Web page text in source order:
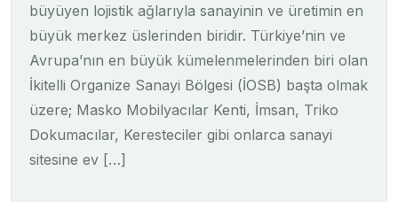
büyüyen lojistik ağlarıyla sanayinin ve üretimin en
büyük merkez üslerinden biridir. Türkiye’nin ve
Avrupa’nın en büyük kümelenmelerinden biri olan
İkitelli Organize Sanayi Bölgesi (İOSB) başta olmak
üzere; Masko Mobilyacılar Kenti, İmsan, Triko
Dokumacılar, Keresteciler gibi onlarca sanayi
sitesine ev […]